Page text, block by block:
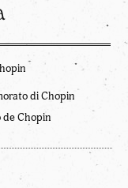
di Chopin
de Chopin